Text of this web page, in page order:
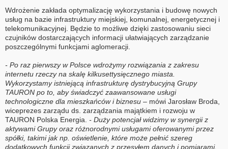
Wdrożenie zakłada optymalizację wykorzystania i budowę nowych
usług na bazie infrastruktury miejskiej, komunalnej, energetycznej i
telekomunikacyjnej. Będzie to możliwe dzięki zastosowaniu sieci
czujników dostarczających informacji ułatwiających zarządzanie
poszczególnymi funkcjami aglomeracji.
- Po raz pierwszy w Polsce wdrożymy rozwiązania z zakresu
internetu rzeczy na skalę kilkusettysięcznego miasta.
Wykorzystamy istniejącą infrastrukturę dystrybucyjną Grupy
TAURON po to, aby świadczyć zaawansowane usługi
technologiczne dla mieszkańców i biznesu – mówi Jarosław Broda,
wiceprezes zarządu ds. zarządzania majątkiem i rozwoju w
TAURON Polska Energia. - Duży potencjał widzimy w synergii z
aktywami Grupy oraz różnorodnymi usługami oferowanymi przez
spółki, takimi jak np. oświetlenie, które może pełnić szereg
dodatkowych funkcji związanych z przesyłem danych i pomiarami.